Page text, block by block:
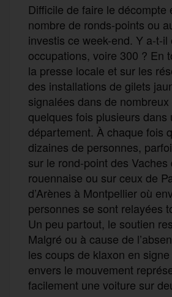
Difficile de faire le décompte
nombre de ronds-points ou
investis ce week-end. Y a-t-
occupations, voire 300 ? En
la presse locale et sur les
des installations de gilets
signalées dans de
quelques fois plusieurs dans
département. À chaque fois
dizaines de personnes,
sur le rond-point des
rouennaise ou sur ceux de
d’Arènes à Montpellier où
personnes se sont relayées
Un peu partout, le soutien
Malgré ou à cause de
les coups de klaxon en
envers le mouvement
facilement une voiture sur